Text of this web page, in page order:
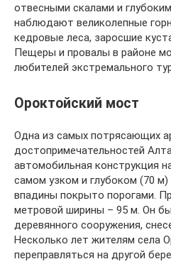
отвесными скалами и
наблюдают великолепные
кедровые леса, заросшие
Пещеры и провалы в районе
любителей экстремального
Ороктойский мост
Одна из самых потрясающих
достопримечательностей
автомобильная конструкция
самом узком и глубоком (70
впадины покрыто порогами.
метровой ширины – 95 м. Он
деревянного сооружения,
Несколько лет жителям села
переправляться на другой